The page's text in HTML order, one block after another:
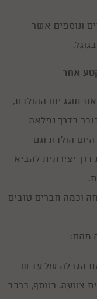
ונוספים אשר
אחר
חוגג יום ההולדת,
בדרך נפלאה
הולדת וגם
דרך יצירתית להביא
וכמה חברים טובים
מהם:
– בלימוזינה קיימת הגבלה של עד 10
צנועה. בנוסף, ברכב